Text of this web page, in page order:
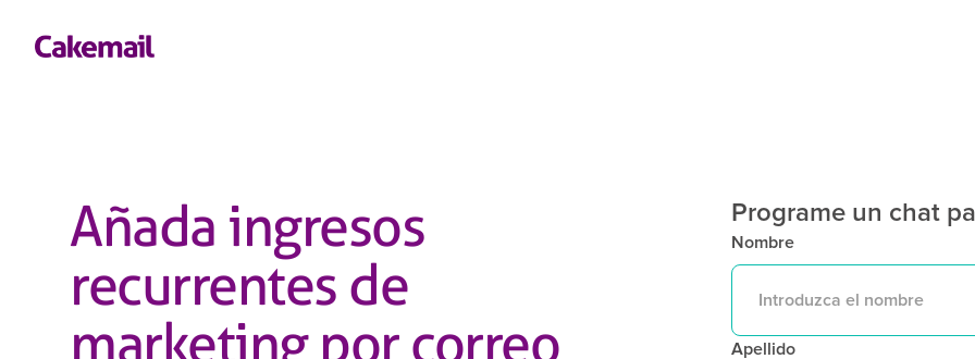
Añada ingresos
recurrentes de
marketing por correo
Programe un chat
Nombre
Apellido